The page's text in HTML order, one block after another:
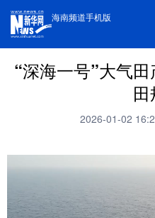
海南频道手机版
“深海一号”大气
2026-01-02